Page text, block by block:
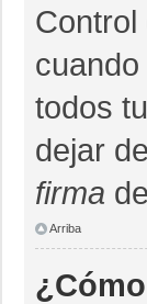
todos
dejar
firma
Arriba